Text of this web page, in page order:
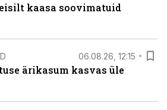
kaasa soovimatuid
06.08.26, 12:15
ärikasum kasvas üle